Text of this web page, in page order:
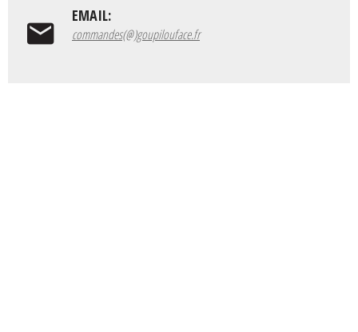
EMAIL:
commandes(@)goupilouface.fr